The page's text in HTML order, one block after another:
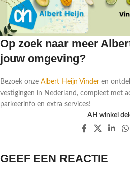
Op zoek naar meer
jouw omgeving?
Bezoek onze Albert Heijn Vinder en
vestigingen in Nederland, compleet met
parkeerinfo en extra services!
AH winkel
GEEF EEN REACTIE